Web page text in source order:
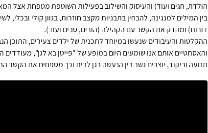
הולדת, חגים ועוד) והעיסוק והשילוב בפעילות השוטפת מטפחת אצל
בין המילים למנגינה, להבחין בתבניות מקצב חוזרות, בגוון קולי
דורות) ומהדק את הקשר עם הקהילה (הורים, סבים ועוד).
ההקלטות והעיבודים שנעשו במיוחד לתכנית של ילדים צעירים, התוכן
והאסתטיים אותם אנו שומעים היום במופע של "פייטן בא לגן",
תנועה וריקוד, יוצרים גשר בין הנעשה בגן לבית וכך מטפחים את הקשר